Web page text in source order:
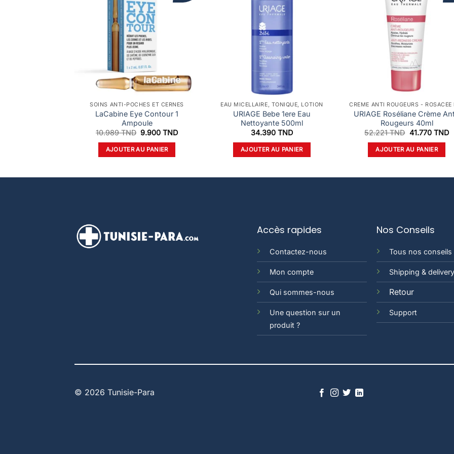
SOINS ANTI-POCHES ET CERNES
LaCabine Eye Contour 1
Ampoule
10.989TND Le
initial
était :
9.900TNDLe
AJOUTER AU PANIER
EAU MICELLAIRE, TONIQUE, LOTION
URIAGE Bebe 1ere Eau
Nettoyante 500ml
34.390 TND
AJOUTER AU PANIER
URIAGE Roséliane Crème
Rougeurs 40ml
52.221TND Le
initial
était :
41.770 TNDLe
AJOUTER AU PANIER
Accès rapides
Contactez-nous
Mon compte
Qui sommes-nous
Une question sur un
produit ?
Nos Conseils
Tous nos conseils
Shipping & delivery
Retour
Support
© 2026 Tunisie-Para